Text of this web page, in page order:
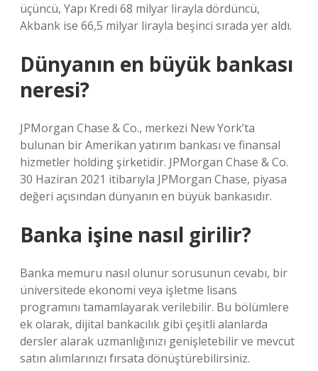
üçüncü, Yapı Kredi 68 milyar lirayla dördüncü,
Akbank ise 66,5 milyar lirayla beşinci sırada yer aldı.
Dünyanın en büyük bankası
neresi?
JPMorgan Chase & Co., merkezi New York’ta
bulunan bir Amerikan yatırım bankası ve finansal
hizmetler holding şirketidir. JPMorgan Chase & Co.
30 Haziran 2021 itibarıyla JPMorgan Chase, piyasa
değeri açısından dünyanın en büyük bankasıdır.
Banka işine nasıl girilir?
Banka memuru nasıl olunur sorusunun cevabı, bir
üniversitede ekonomi veya işletme lisans
programını tamamlayarak verilebilir. Bu bölümlere
ek olarak, dijital bankacılık gibi çeşitli alanlarda
dersler alarak uzmanlığınızı genişletebilir ve mevcut
satın alımlarınızı fırsata dönüştürebilirsiniz.